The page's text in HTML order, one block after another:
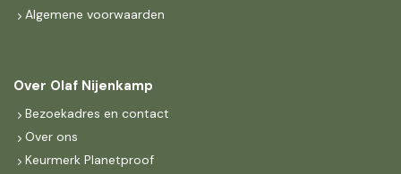
Algemene voorwaarden
Over Olaf Nijenkamp
Bezoekadres en contact
Over ons
Keurmerk Planetproof